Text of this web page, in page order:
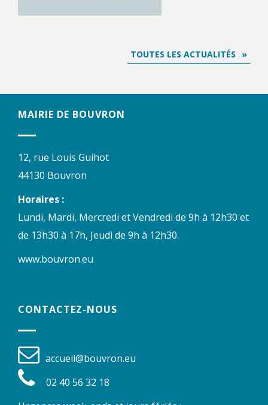
TOUTES LES ACTUALITÉS
MAIRIE DE BOUVRON
12, rue Louis Guihot
44130 Bouvron
Horaires :
Lundi, Mardi, Mercredi et Vendredi de 9h à 12h30 et
de 13h30 à 17h, Jeudi de 9h à 12h30.
www.bouvron.eu
CONTACTEZ-NOUS
accueil@bouvron.eu
02 40 56 32 18